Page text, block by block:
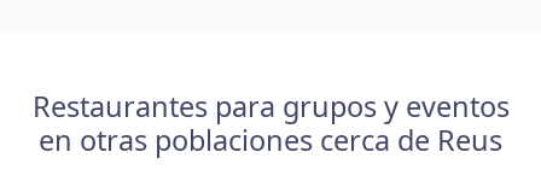
Restaurantes para grupos y eventos
en otras poblaciones cerca de Reus